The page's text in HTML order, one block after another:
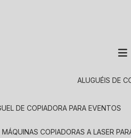
ALUGUÉIS DE
DE COPIADORA PARA EVENTOS
MÁQUINAS COPIADORAS A LASER